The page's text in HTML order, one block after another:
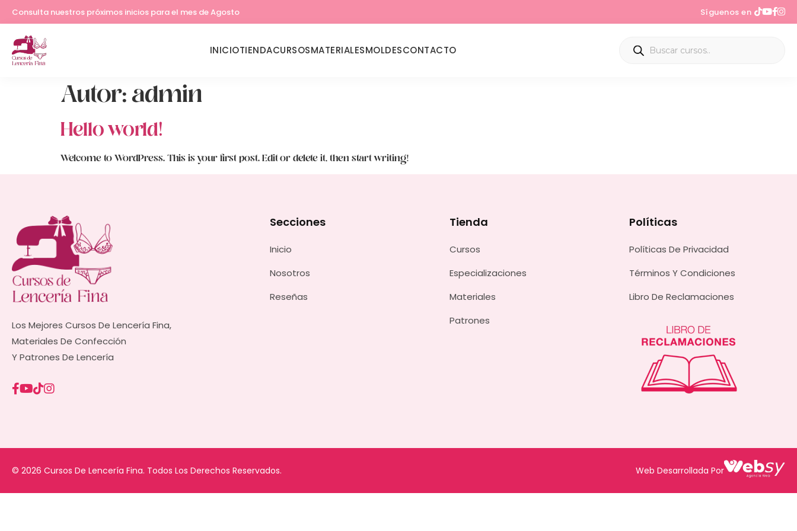
Consulta nuestros próximos inicios para el mes de Agosto Síguenos en
INICIOTIENDACURSOSMATERIALESMOLDESCONTACTO
Autor:admin
Hello world!
Welcome to WordPress. This is your first post. Edit or delete it, then start writing!
Los Mejores Cursos De Lencería Fina,
Materiales De Confección
Y Patrones De Lencería
Secciones
Inicio
Nosotros
Reseñas
Tienda
Cursos
Especializaciones
Materiales
Patrones
Políticas
Políticas De Privacidad
Términos Y Condiciones
Libro De Reclamaciones
© 2026 Cursos De Lencería Fina. Todos Los Derechos Reservados. Web Desarrollada Por